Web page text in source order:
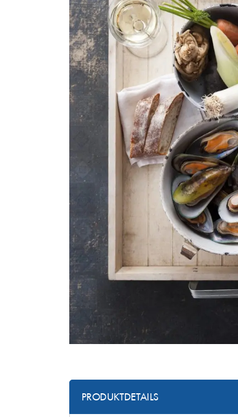
Fischsuppen
Fischkonserven
Makrele
Saibling
Schwertfisch
Steinbeisser
Wolfsbarsch
PRODUKTDETAILS